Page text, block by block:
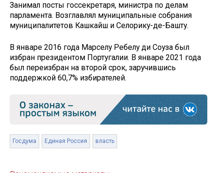
Занимал посты госсекретаря, министра по делам
парламента. Возглавлял муниципальные собрания
муниципалитетов Кашкайш и Селорику-де-Башту.
В январе 2016 года Марселу Ребелу ди Соуза был
избран президентом Португалии. В январе 2021 года
был переизбран на второй срок, заручившись
поддержкой 60,7% избирателей.
Госдума Единая Россия власть